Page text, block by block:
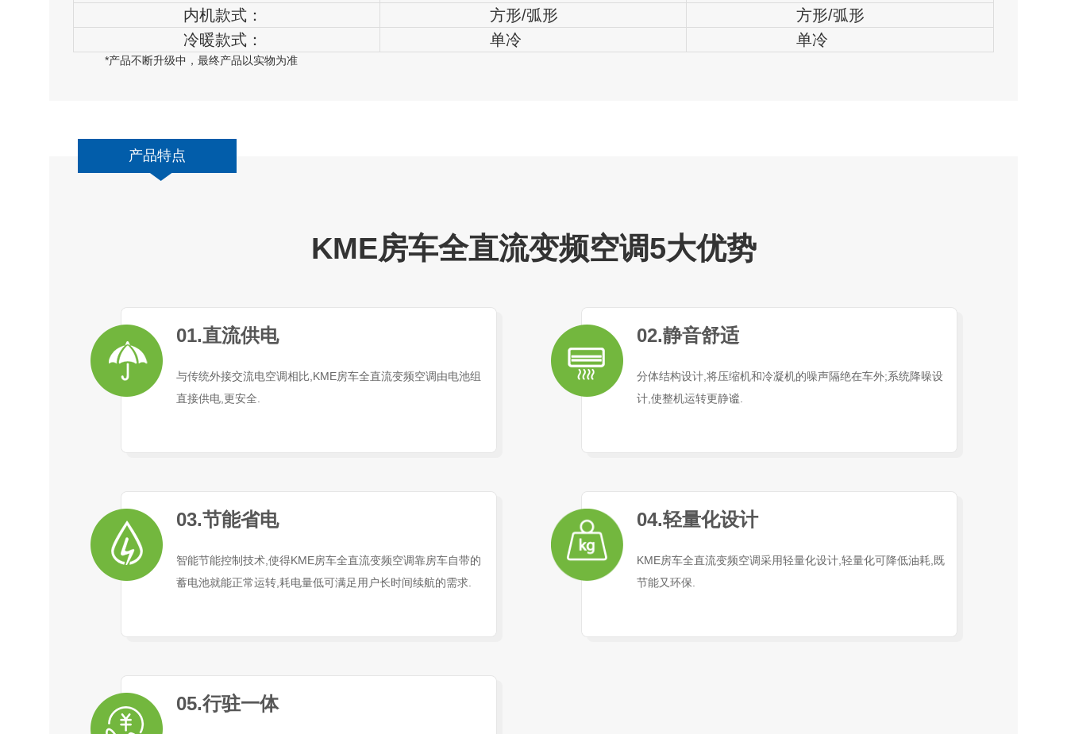
内机款式：
方形/弧形
方形/弧形
冷暖款式：
单冷 单冷
*产品不断升级中，最终产品以实物为准
产品特点
KME房车全直流变频空调5大优势
01.直流供电
与传统外接交流电空调相比,KME房车全直流变频空调由电池组
直接供电,更安全.
02.静音舒适
分体结构设计,将压缩机和冷凝机的噪声隔绝在车外;系统降噪设
计,使整机运转更静谧.
03.节能省电
智能节能控制技术,使得KME房车全直流变频空调靠房车自带的
蓄电池就能正常运转,耗电量低可满足用户长时间续航的需求.
04.轻量化设计
KME房车全直流变频空调采用轻量化设计,轻量化可降低油耗,既
节能又环保.
05.行驻一体